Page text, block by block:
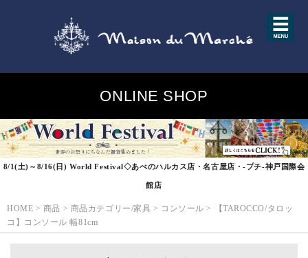
ONLINE SHOP
8/1(土)～8/16(日) World Festival◇あべのハルカス店・名古屋店・-プチ-神戸国際会
館店
HOME > 商品 > 商品カテゴリー/家具 > コンソール >
【TAROCCO/タロッ
コ】コンソール 幅81cm